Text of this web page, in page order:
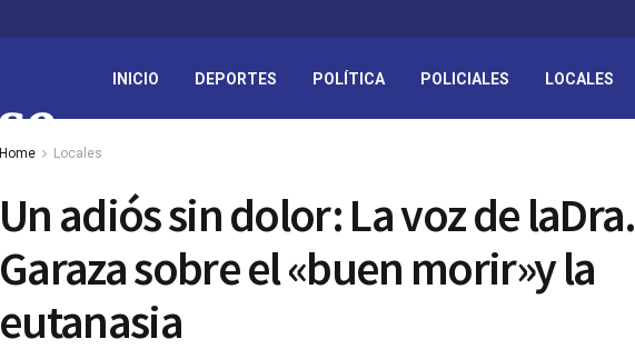
INICIO DEPORTES POLÍTICA POLICIALES LOCALES
Home Locales
Un adiós sin dolor: La voz de laDra.
Garaza sobre el «buen morir»y la
eutanasia